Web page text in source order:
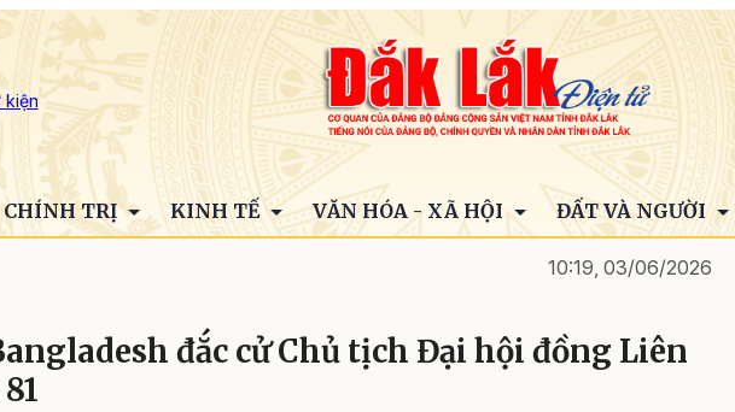
kiện
CHÍNH TRỊ KINH TẾ VĂN HÓA - XÃ HỘI ĐẤT VÀ NGƯỜI
10:19, 03/06/2026
đắc cử Chủ tịch Đại hội đồng Liên